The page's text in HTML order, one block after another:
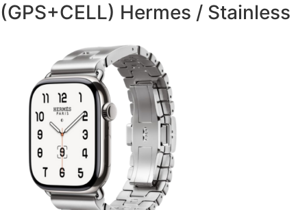
(GPS+CELL) Hermes / Stainless